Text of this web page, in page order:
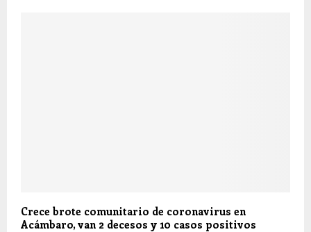
Crece brote comunitario de coronavirus en
Acámbaro, van 2 decesos y 10 casos positivos